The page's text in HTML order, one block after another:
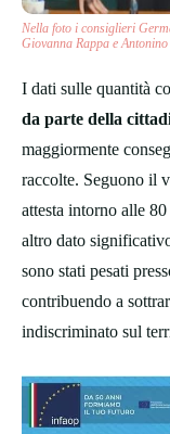
Nella foto i consiglieri
Giovanna Rappa e
I dati sulle quantità
da parte della
maggiormente
raccolte. Seguono il
attesta intorno alle
altro dato
sono stati pesati
contribuendo a
indiscriminato sul